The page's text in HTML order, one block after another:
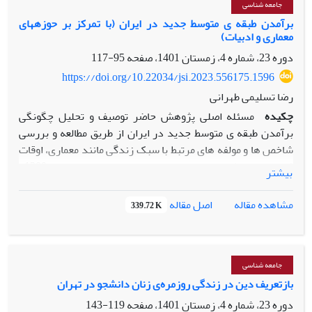
فرودست شهری دارد و تعیین این جایگاه بدون فهم منطق دین
عامه و فهم منطق مناسک در دین عامه امکان پذیر نیست.
نوگروندگان بوده ­اند. این تحقیق نشان داد که مراحل تغییر نظام
اعتقادی در شهر تهران غیر از آن چیزی است که در نظریه­ های
کسانی چون رمبو، لافلند و استارک آمده است. نتیجة نهایی این
است که بی‌ثباتی اجتماعی-سیاسی ناشی از عملکرد کارگزاران
دینی و ناامنی و آشفتگی روانی از مهم‌ترین علل تبیین‌کنندة
نوگروی دینی هستند.
جامعه شناسی
برآمدن طبقه­ ی متوسط جدید در ایران (با تمرکز بر حوزه­های
معماری و ادبیات)
دوره 23، شماره 4، زمستان 1401، صفحه
95-117
https://doi.org/10.22034/jsi.2023.556175.1596
رضا تسلیمی طهرانی
چکیده مسئله اصلی پژوهش حاضر توصیف و تحلیل چگونگی
برآمدن طبقه ­ی متوسط جدید در ایران از طریق مطالعه و بررسی
شاخص­ ها و مولفه­ های مرتبط با سبک زندگی مانند معماری، اوقات
1320ه.ش و دستیابی به جهان بینی، معانی، ارزش­ ها و اندیشه
های اعضای این طبقه در دوره­ زمانی ذکر شده است. در پژوهش
حاضر به منظور دستیابی به هدف های تحقیق از روش­ تاریخی با
رویکرد کیفی و روش تحلیل محتوای کیفی استفاده شده است.
دوره­ی پهلوی اول و بازخوانی و تحلیل رمان های نوشته شده از
سوی نویسندگان شاخص این دوره از چگونگی ظهور تمایزهای
طبقاتی، شکل ­گیری طبقه­ متوسط جدید و سبک زندگی متناظر با آن
بیشتر
مشاهده مقاله
اصل مقاله 339.72 K
جامعه شناسی
بازتعریف دین در زندگی روزمره‌ی زنان دانشجو در تهران
دوره 23، شماره 4، زمستان 1401، صفحه
119-143